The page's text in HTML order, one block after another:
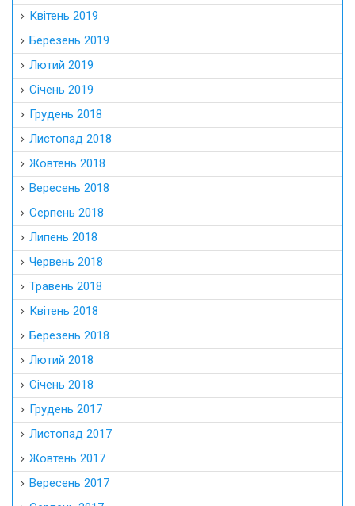
Квітень 2019
Березень 2019
Лютий 2019
Січень 2019
Грудень 2018
Листопад 2018
Жовтень 2018
Вересень 2018
Серпень 2018
Липень 2018
Червень 2018
Травень 2018
Квітень 2018
Березень 2018
Лютий 2018
Січень 2018
Грудень 2017
Листопад 2017
Жовтень 2017
Вересень 2017